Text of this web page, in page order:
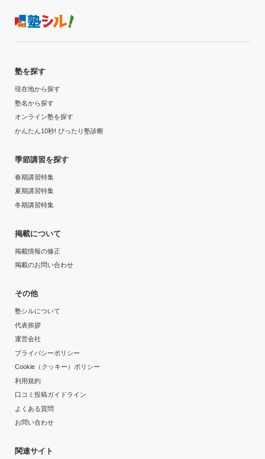
塾を探す
現在地から探す
塾名から探す
オンライン塾を探す
かんたん10秒! ぴったり塾診断
季節講習を探す
春期講習特集
夏期講習特集
冬期講習特集
掲載について
掲載情報の修正
掲載のお問い合わせ
その他
塾シルについて
代表挨拶
運営会社
プライバシーポリシー
Cookie（クッキー）ポリシー
利用規約
口コミ投稿ガイドライン
よくある質問
お問い合わせ
関連サイト